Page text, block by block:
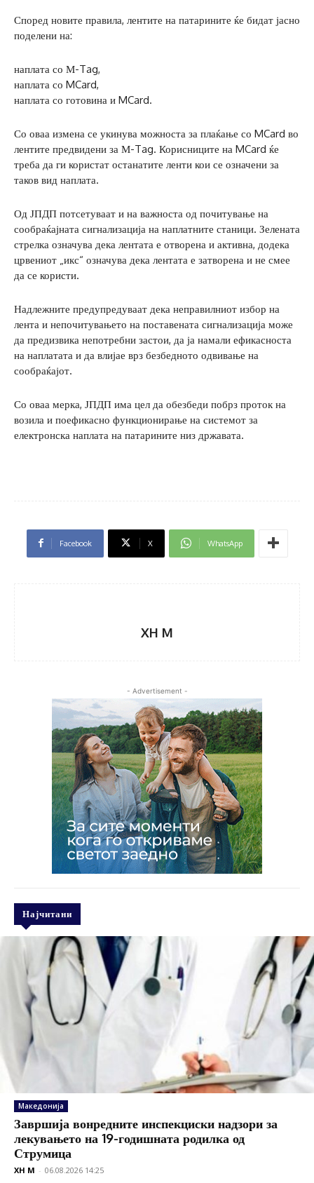
Според новите правила, лентите на патарините ќе бидат јасно
поделени на:
наплата со М-Tag,
наплата со MCard,
наплата со готовина и MCard.
Со оваа измена се укинува можноста за плаќање со MCard во
лентите предвидени за М-Tag. Корисниците на MCard ќе
треба да ги користат останатите ленти кои се означени за
таков вид наплата.
Од ЈПДП потсетуваат и на важноста од почитување на
сообраќајната сигнализација на наплатните станици. Зелената
стрелка означува дека лентата е отворена и активна, додека
црвениот „икс“ означува дека лентата е затворена и не смее
да се користи.
Надлежните предупредуваат дека неправилниот избор на
лента и непочитувањето на поставената сигнализација може
да предизвика непотребни застои, да ја намали ефикасноста
на наплатата и да влијае врз безбедното одвивање на
сообраќајот.
Со оваа мерка, ЈПДП има цел да обезбеди побрз проток на
возила и поефикасно функционирање на системот за
електронска наплата на патарините низ државата.
Facebook X WhatsApp
XH M
- Advertisement -
Најчитани
Македонија
Завршија вонредните инспекциски надзори за
лекувањето на 19-годишната родилка од
Струмица
XH M - 06.08.2026 14:25